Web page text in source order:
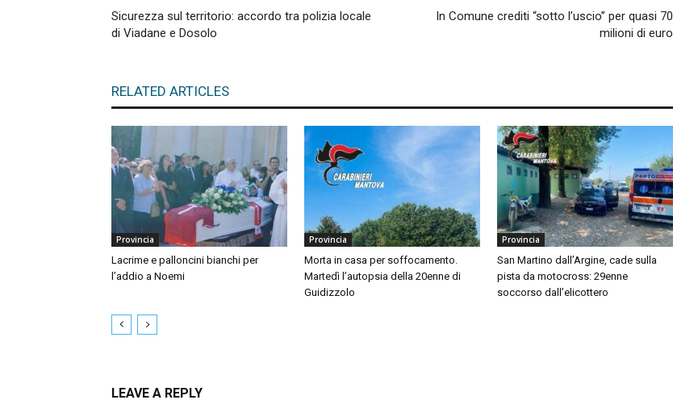
Sicurezza sul territorio: accordo tra polizia locale
di Viadane e Dosolo
In Comune crediti “sotto l’uscio” per quasi 70
milioni di euro
RELATED ARTICLES
Provincia
Lacrime e palloncini bianchi per
l’addio a Noemi
Provincia
Morta in casa per soffocamento.
Martedì l’autopsia della 20enne di
Guidizzolo
Provincia
San Martino dall’Argine, cade sulla
pista da motocross: 29enne
soccorso dall’elicottero
LEAVE A REPLY